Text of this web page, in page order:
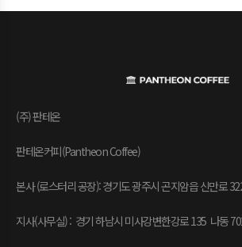
(주) 판테온
판테온커피(Pantheon Coffee)
본사 (로스터리 공장): 경기도 광주시 곤지암읍 신만로
지사(사무실) : 경기 하남시 미사강변한강로 135 나동